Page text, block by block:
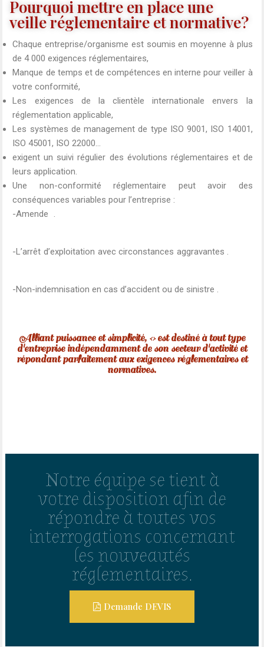
Pourquoi mettre en place une
veille réglementaire et normative?
Chaque entreprise/organisme est soumis en moyenne à plus
de 4 000 exigences réglementaires,
Manque de temps et de compétences en interne pour veiller à
votre conformité,
Les exigences de la clientèle internationale envers la
réglementation applicable,
Les systèmes de management de type ISO 9001, ISO 14001,
ISO 45001, ISO 22000…
exigent un suivi régulier des évolutions réglementaires et de
leurs application.
Une non-conformité réglementaire peut avoir des
conséquences variables pour l’entreprise :
-Amende .
-L’arrêt d’exploitation avec circonstances aggravantes .
-Non-indemnisation en cas d’accident ou de sinistre .
Alliant puissance et simplicité, <> est destiné à tout type
d'entreprise indépendamment de son secteur d'activité et
répondant parfaitement aux exigences réglementaires et
normatives.
Notre équipe se tient à
votre disposition afin de
répondre à toutes vos
interrogations concernant
les nouveautés
réglementaires.
Demande DEVIS